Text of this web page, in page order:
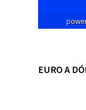
EURO A